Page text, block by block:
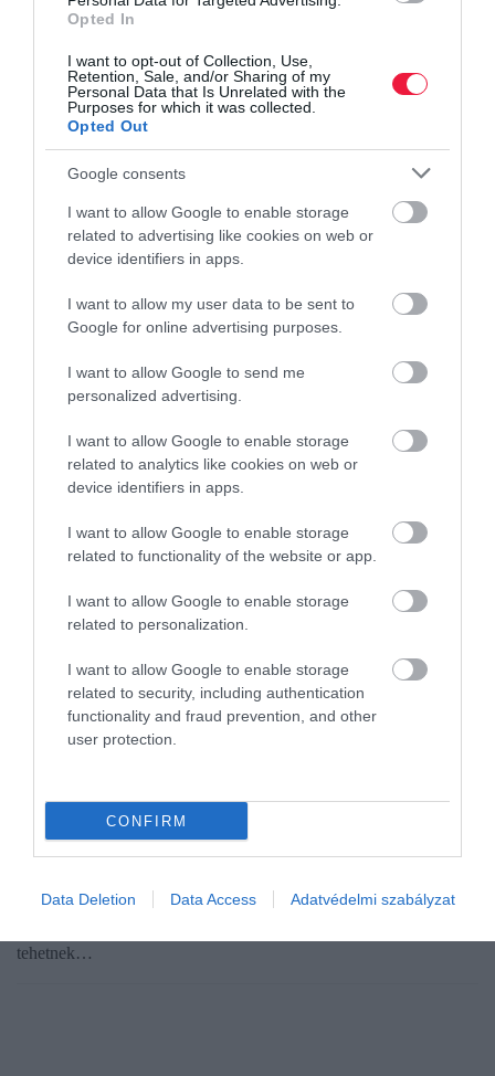
Opted In
I want to opt-out of Collection, Use,
Retention, Sale, and/or Sharing of my
Personal Data that Is Unrelated with the
Purposes for which it was collected.
Opted Out
Google consents
I want to allow Google to enable storage
related to advertising like cookies on web or
device identifiers in apps.
I want to allow my user data to be sent to
Google for online advertising purposes.
I want to allow Google to send me
personalized advertising.
I want to allow Google to enable storage
related to analytics like cookies on web or
device identifiers in apps.
I want to allow Google to enable storage
related to functionality of the website or app.
I want to allow Google to enable storage
related to personalization.
I want to allow Google to enable storage
related to security, including authentication
functionality and fraud prevention, and other
user protection.
CONFIRM
Data Deletion Data Access Adatvédelmi szabályzat
kereskedelem tisztességtelen kereskedelmi gyakorlat
Salgótarjánhoz közeli természetvédelmi területen fekvő Salgó
tehetnek…